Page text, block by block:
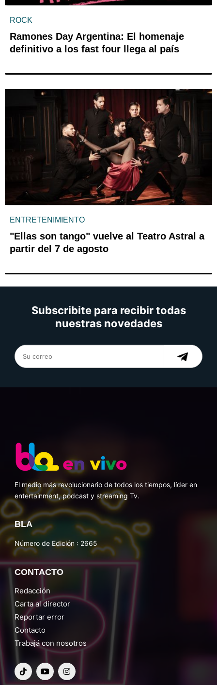
ROCK
Ramones Day Argentina: El homenaje
definitivo a los fast four llega al país
ENTRETENIMIENTO
"Ellas son tango" vuelve al Teatro Astral a
partir del 7 de agosto
Subscribite para recibir todas
nuestras novedades
El medio más revolucionario de todos los tiempos, líder en
entertainment, podcast y streaming Tv.
BLA
Número de Edición : 2665
CONTACTO
Redacción
Carta al director
Reportar error
Contacto
Trabajá con nosotros